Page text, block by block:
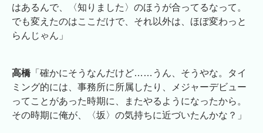
はあるんで、〈知りました〉のほうが合ってるなって。
でも変えたのはここだけで、それ以外は、ほぼ変わっと
らんじゃん」
高橋「確かにそうなんだけど……うん、そうやな。タイ
ミング的には、事務所に所属したり、メジャーデビュー
ってことがあった時期に、またやるようになったから。
その時期に俺が、〈坂〉の気持ちに近づいたんかな？」